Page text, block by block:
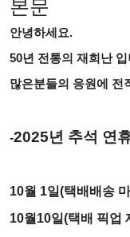
본문
안녕하세요.
50년 전통의 재희난
많은분들의 응원에 전
-2025년 추석 연
10월 1일(택배배송
10월10일(택배 픽업